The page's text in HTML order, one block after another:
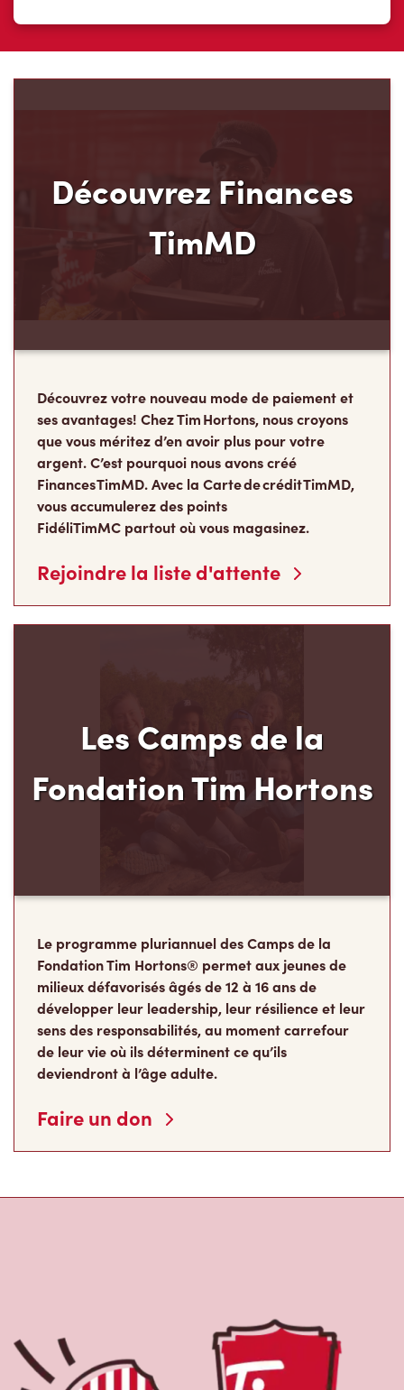
Découvrez Finances
TimMD
Découvrez votre nouveau mode de paiement et
ses avantages! Chez Tim Hortons, nous croyons
que vous méritez d’en avoir plus pour votre
argent. C’est pourquoi nous avons créé
Finances TimMD. Avec la Carte de crédit TimMD,
vous accumulerez des points
FidéliTimMC partout où vous magasinez.
Rejoindre la liste d'attente
Les Camps de la
Fondation Tim Hortons
Le programme pluriannuel des Camps de la
Fondation Tim Hortons® permet aux jeunes de
milieux défavorisés âgés de 12 à 16 ans de
développer leur leadership, leur résilience et leur
sens des responsabilités, au moment carrefour
de leur vie où ils déterminent ce qu’ils
deviendront à l’âge adulte.
Faire un don